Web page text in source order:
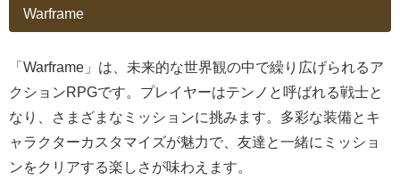
Warframe
「Warframe」は、未来的な世界観の中で繰り広げられるア
クションRPGです。プレイヤーはテンノと呼ばれる戦士と
なり、さまざまなミッションに挑みます。多彩な装備とキ
ャラクターカスタマイズが魅力で、友達と一緒にミッショ
ンをクリアする楽しさが味わえます。